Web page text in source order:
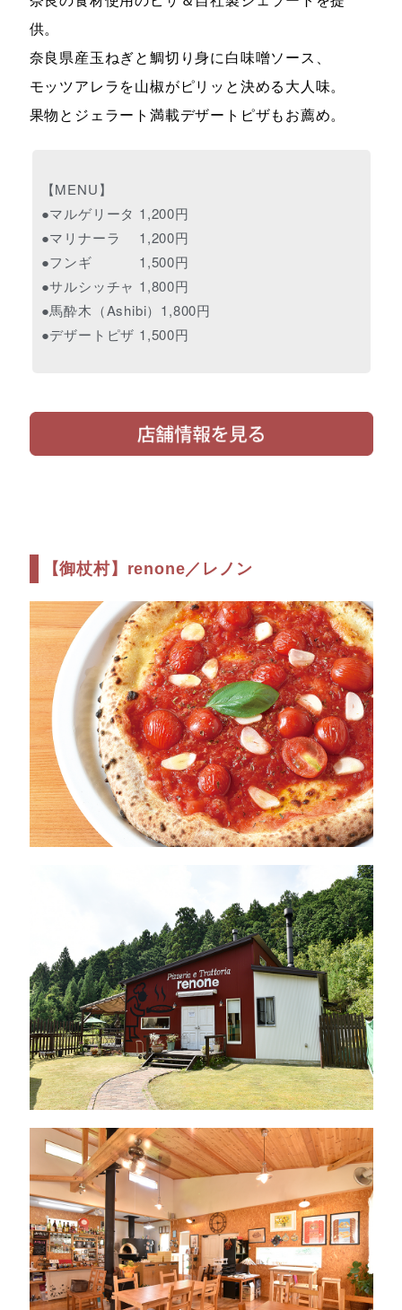
供。
奈良県産玉ねぎと鯛切り身に白味噌ソース、
モッツアレラを山椒がピリッと決める大人味。
果物とジェラート満載デザートピザもお薦め。
【MENU】
●マルゲリータ 1,200円
●マリナーラ 1,200円
●フンギ 1,500円
●サルシッチャ 1,800円
●馬酔木（Ashibi）1,800円
●デザートピザ 1,500円
【御杖村】renone／レノン